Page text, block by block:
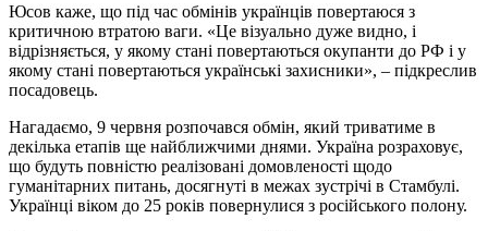
Юсов каже, що під час обмінів українців повертаюся з
критичною втратою ваги. «Це візуально дуже видно, і
відрізняється, у якому стані повертаються окупанти до РФ і у
якому стані повертаються українські захисники», – підкреслив
посадовець.
Нагадаємо, 9 червня розпочався обмін, який триватиме в
декілька етапів ще найближчими днями. Україна розраховує,
що будуть повністю реалізовані домовленості щодо
гуманітарних питань, досягнуті в межах зустрічі в Стамбулі.
Українці віком до 25 років повернулися з російського полону.